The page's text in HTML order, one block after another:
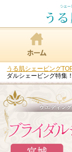
うる肌シェービング
ダルシェービング特集